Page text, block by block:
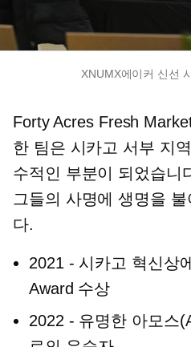
XNUMX에이커 신선
Forty Acres Fresh
한 팀은 시카고 서부 지
수적인 부분이 되었습니
그들의 사명에 생명을 불
다.
2021 - 시카고 혁신상
Award 수상
2022 - 유명한 아모스